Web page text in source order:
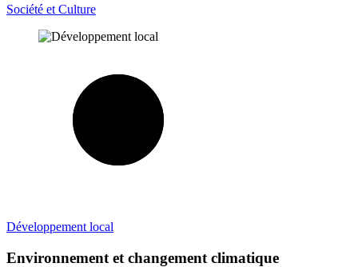
Société et Culture
Développement local
Environnement et changement climatique